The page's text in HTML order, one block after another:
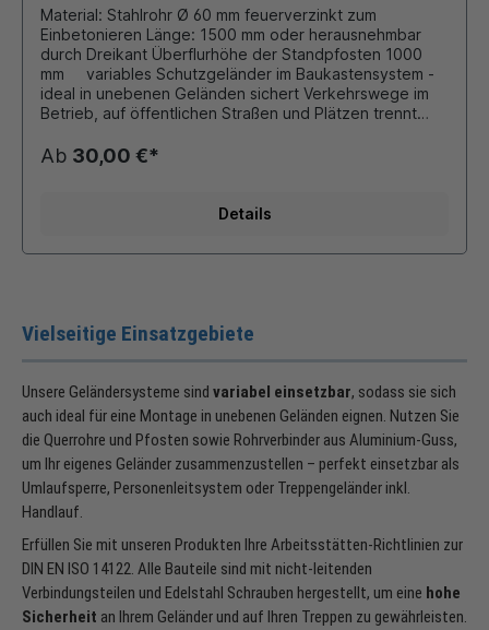
Material: Stahlrohr Ø 60 mm feuerverzinkt zum
Einbetonieren Länge: 1500 mm oder herausnehmbar
durch Dreikant Überflurhöhe der Standpfosten 1000
mm variables Schutzgeländer im Baukastensystem -
ideal in unebenen Geländen sichert Verkehrswege im
Betrieb, auf öffentlichen Straßen und Plätzen trennt
voneinander (ÖPNV, Haltestellen) Einsatz als
Umlaufsperre, Treppengeländer, Personenleitsystem
Verbindungsteile und Edelstahlschrauben
Ab 30,00 €*
Details
Vielseitige Einsatzgebiete
Unsere Geländersysteme sind variabel einsetzbar, sodass sie sich
auch ideal für eine Montage in unebenen Geländen eignen. Nutzen Sie
die Querrohre und Pfosten sowie Rohrverbinder aus Aluminium-Guss,
um Ihr eigenes Geländer zusammenzustellen – perfekt einsetzbar als
Umlaufsperre, Personenleitsystem oder Treppengeländer inkl.
Handlauf.
Erfüllen Sie mit unseren Produkten Ihre Arbeitsstätten-Richtlinien zur
DIN EN ISO 14122. Alle Bauteile sind mit nicht-leitenden
Verbindungsteilen und Edelstahl Schrauben hergestellt, um eine hohe
Sicherheit an Ihrem Geländer und auf Ihren Treppen zu gewährleisten.